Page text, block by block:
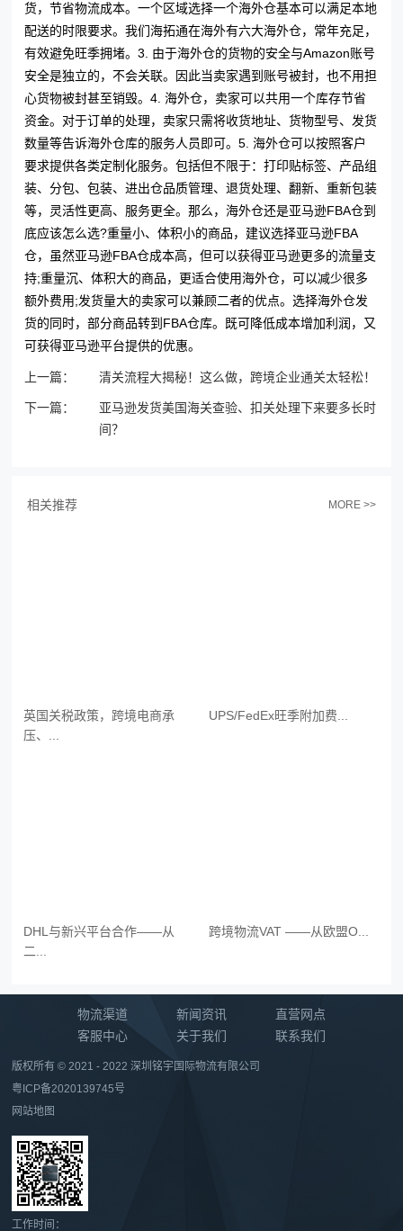
货，节省物流成本。一个区域选择一个海外仓基本可以满足本地
配送的时限要求。我们海拓通在海外有六大海外仓，常年充足，
有效避免旺季拥堵。3. 由于海外仓的货物的安全与Amazon账号
安全是独立的，不会关联。因此当卖家遇到账号被封，也不用担
心货物被封甚至销毁。4. 海外仓，卖家可以共用一个库存节省
资金。对于订单的处理，卖家只需将收货地址、货物型号、发货
数量等告诉海外仓库的服务人员即可。5. 海外仓可以按照客户
要求提供各类定制化服务。包括但不限于：打印贴标签、产品组
装、分包、包装、进出仓品质管理、退货处理、翻新、重新包装
等，灵活性更高、服务更全。那么，海外仓还是亚马逊FBA仓到
底应该怎么选?重量小、体积小的商品，建议选择亚马逊FBA
仓，虽然亚马逊FBA仓成本高，但可以获得亚马逊更多的流量支
持;重量沉、体积大的商品，更适合使用海外仓，可以减少很多
额外费用;发货量大的卖家可以兼顾二者的优点。选择海外仓发
货的同时，部分商品转到FBA仓库。既可降低成本增加利润，又
可获得亚马逊平台提供的优惠。
上一篇： 清关流程大揭秘！这么做，跨境企业通关太轻松！
下一篇：
亚马逊发货美国海关查验、扣关处理下来要多长时
间？
相关推荐 MORE >>
英国关税政策，跨境电商承
压、...
UPS/FedEx旺季附加费...
DHL与新兴平台合作——从
二...
跨境物流VAT ——从欧盟O...
物流渠道 新闻资讯
直营网点
客服中心
关于我们 联系我们
版权所有 © 2021 - 2022 深圳铭宇国际物流有限公司
粤ICP备2020139745号
网站地图
工作时间：